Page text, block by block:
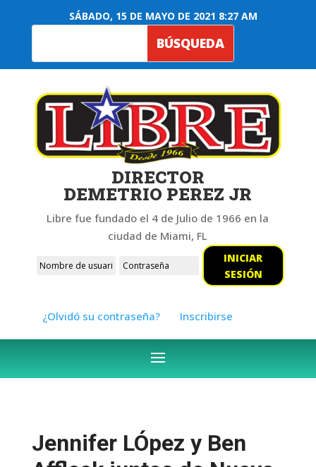
SÁBADO, 15 DE MAYO DE 2021 8:27 AM
DIRECTOR
DEMETRIO PEREZ JR
Libre fue fundado el 4 de Julio de 1966 en la
ciudad de Miami, FL
INICIAR
SESIÓN
¿Olvidó su contraseña? Inscribirse
Jennifer LÓpez y Ben